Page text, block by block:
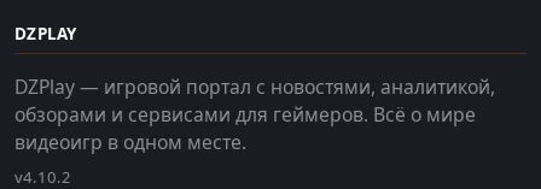
DZPLAY
DZPlay — игровой портал с новостями, аналитикой,
обзорами и сервисами для геймеров. Всё о мире
видеоигр в одном месте.
v4.10.2